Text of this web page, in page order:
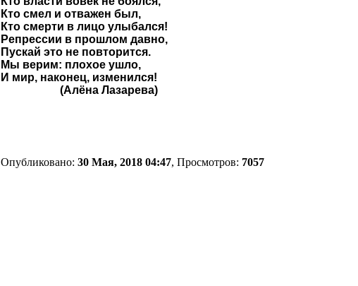
Кто смел и отважен был,
Кто смерти в лицо улыбался!
Репрессии в прошлом давно,
Пускай это не повторится.
Мы верим: плохое ушло,
И мир, наконец, изменился!
(Алёна Лазарева)
Опубликовано: 30 Мая, 2018 04:47, Просмотров: 7057